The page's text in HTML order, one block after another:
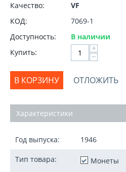
Качество:
VF
КОД:
7069-1
Доступность:
В наличии
Купить:
+
−
В КОРЗИНУ ОТЛОЖИТЬ
Характеристики
Год выпуска: 1946
Тип товара: Монеты